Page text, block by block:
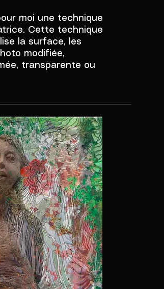
moi une technique
Cette technique
la surface, les
modifiée,
transparente ou